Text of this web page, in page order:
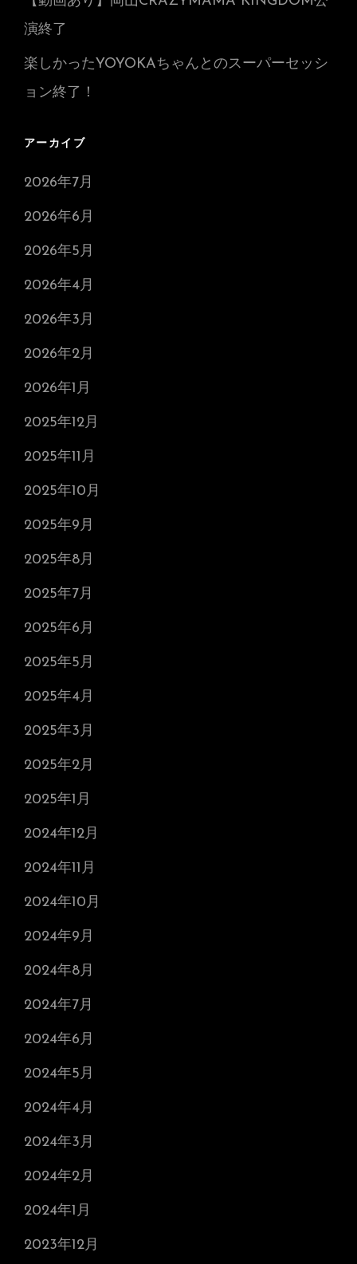
演終了
楽しかったYOYOKAちゃんとのスーパーセッシ
ョン終了！
アーカイブ
2026年7月
2026年6月
2026年5月
2026年4月
2026年3月
2026年2月
2026年1月
2025年12月
2025年11月
2025年10月
2025年9月
2025年8月
2025年7月
2025年6月
2025年5月
2025年4月
2025年3月
2025年2月
2025年1月
2024年12月
2024年11月
2024年10月
2024年9月
2024年8月
2024年7月
2024年6月
2024年5月
2024年4月
2024年3月
2024年2月
2024年1月
2023年12月